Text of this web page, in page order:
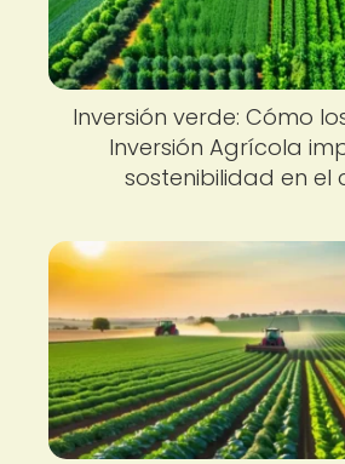
Inversión verde: Cómo
Inversión Agrícola
sostenibilidad en el